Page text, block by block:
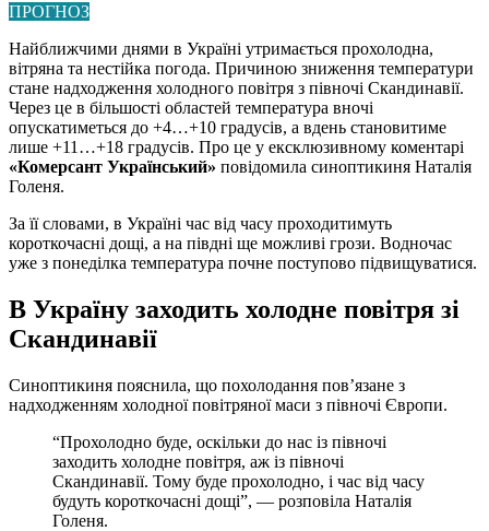
ПРОГНОЗ
Найближчими днями в Україні утримається прохолодна,
вітряна та нестійка погода. Причиною зниження температури
стане надходження холодного повітря з півночі Скандинавії.
Через це в більшості областей температура вночі
опускатиметься до +4…+10 градусів, а вдень становитиме
лише +11…+18 градусів. Про це у ексклюзивному коментарі
«Комерсант Український» повідомила синоптикиня Наталія
Голеня.
За її словами, в Україні час від часу проходитимуть
короткочасні дощі, а на півдні ще можливі грози. Водночас
уже з понеділка температура почне поступово підвищуватися.
В Україну заходить холодне повітря зі
Скандинавії
Синоптикиня пояснила, що похолодання пов’язане з
надходженням холодної повітряної маси з півночі Європи.
“Прохолодно буде, оскільки до нас із півночі
заходить холодне повітря, аж із півночі
Скандинавії. Тому буде прохолодно, і час від часу
будуть короткочасні дощі”, — розповіла Наталія
Голеня.